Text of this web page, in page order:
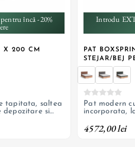
încă -20%
X 200 CM
tapitata, saltea
depozitare si
Introdu
PAT
STEJAR/BEJ
Pat modern
incorporata,
4572,00 lei